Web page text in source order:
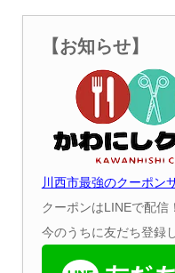
【お知らせ】
川西市最強のクーポン
クーポンはLINEで配信！
今のうちに友だち登録